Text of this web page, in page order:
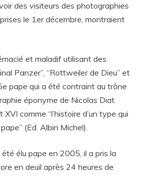
des visiteurs des photographies
le 1er décembre, montraient
et maladif utilisant des
Panzer”, “Rottweiler de Dieu” et
pape qui a été contraint au trône
éponyme de Nicolas Diat
comme “l’histoire d’un type qui
(Ed. Albin Michel).
élu pape en 2005, il a pris la
en deuil après 24 heures de